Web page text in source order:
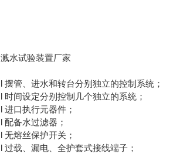
溅水试验装置厂家
l 摆管、进水和转台分别独立的控制系统；
l 时间设定分别控制几个独立的系统；
l 进口执行元器件；
l 配备水过滤器；
l 无熔丝保护开关；
l 过载、漏电、全护套式接线端子；